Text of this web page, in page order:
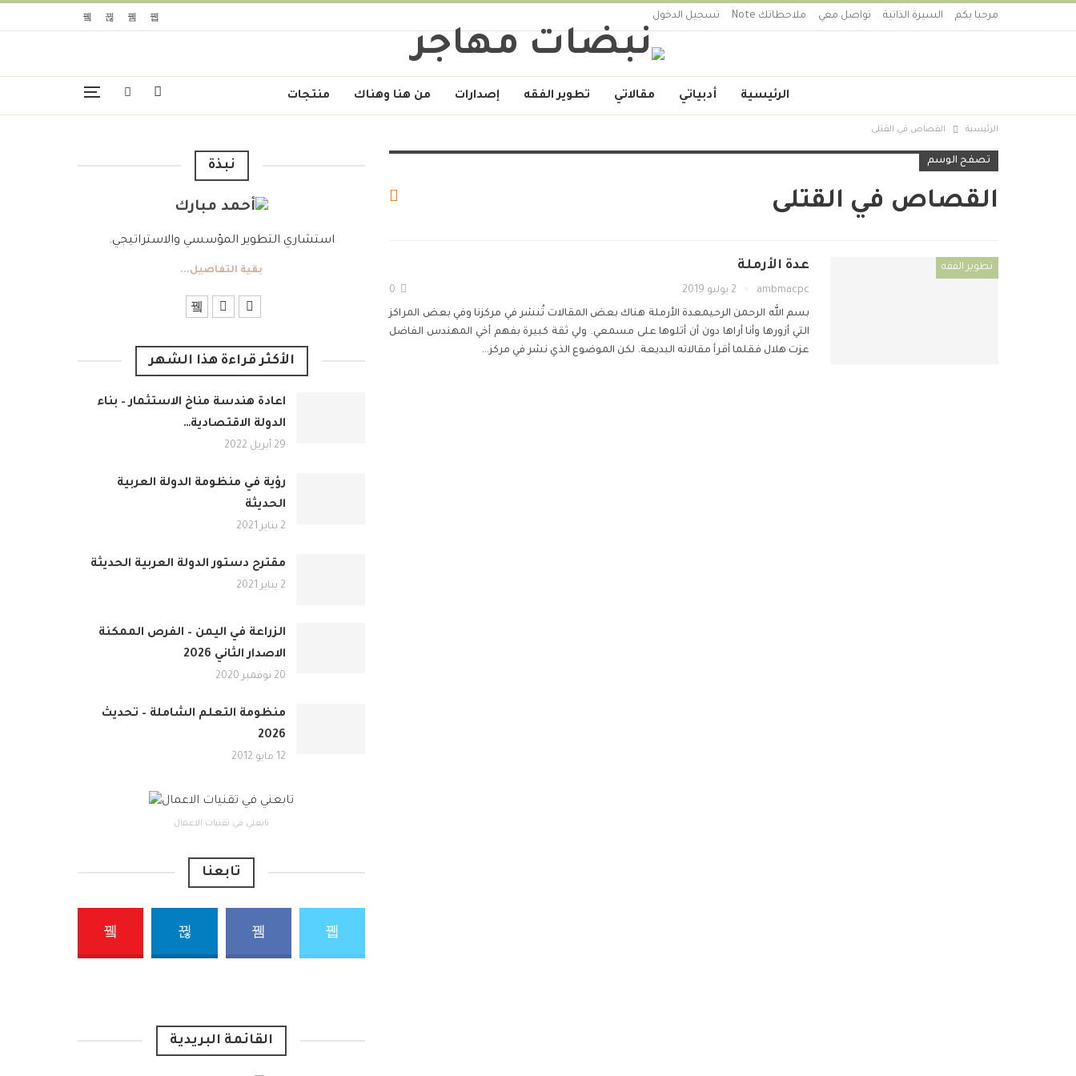
مرحبا بكم السيرة الذاتية تواصل معي ملاحظاتك Note تسجيل الدخول
الرئيسية أدبياتي مقالاتي تطوير الفقه إصدارات من هنا وهناك منتجات
الرئيسية القصاص في القتلى
تصفح الوسم
القصاص في القتلى
تطوير الفقه عدة الأرملة
ambmacpc 2 يوليو 2019
بسم الله الرحمن الرحيمعدة الأرملة هناك بعض المقالات تُنشر في مركزنا وفي بعض المراكز
التي أزورها وأنا أراها دون أن أتلوها على مسمعي. ولي ثقة كبيرة بفهم أخي المهندس الفاضل
عزت هلال فقلما أقرأ مقالاته البديعة. لكن الموضوع الذي نشر في مركز…
نبذة
استشاري التطوير المؤسسي والاستراتيجي.
بقية التفاصيل...
الأكثر قراءة هذا الشهر
اعادة هندسة مناخ الاستثمار – بناء
الدولة الاقتصادية…
29 أبريل 2022
رؤية في منظومة الدولة العربية
الحديثة
2 يناير 2021
مقترح دستور الدولة العربية الحديثة
2 يناير 2021
الزراعة في اليمن – الفرص الممكنة
الاصدار الثاني 2026
20 نوفمبر 2020
منظومة التعلم الشاملة – تحديث
2026
12 مايو 2012
تابعني في تقنيات الاعمال
تابعنا
القائمة البريدية